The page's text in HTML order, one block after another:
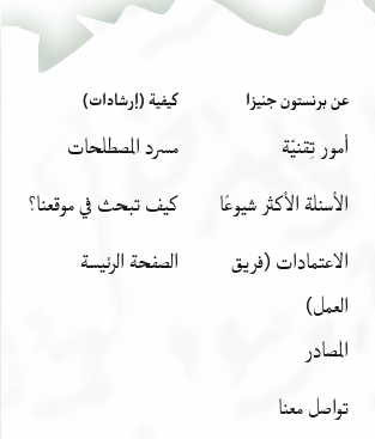
عن برنستون جنيزا
أمور تِقنيّة
الأسئلة الأكثر شيوعًا
الاعتمادات (فريق
العمل)
المصادر
تواصل معنا
كيفية (إرشادات)
مسرد المصطلحات
كيف تبحث في موقعنا؟
الصفحة الرئيسة